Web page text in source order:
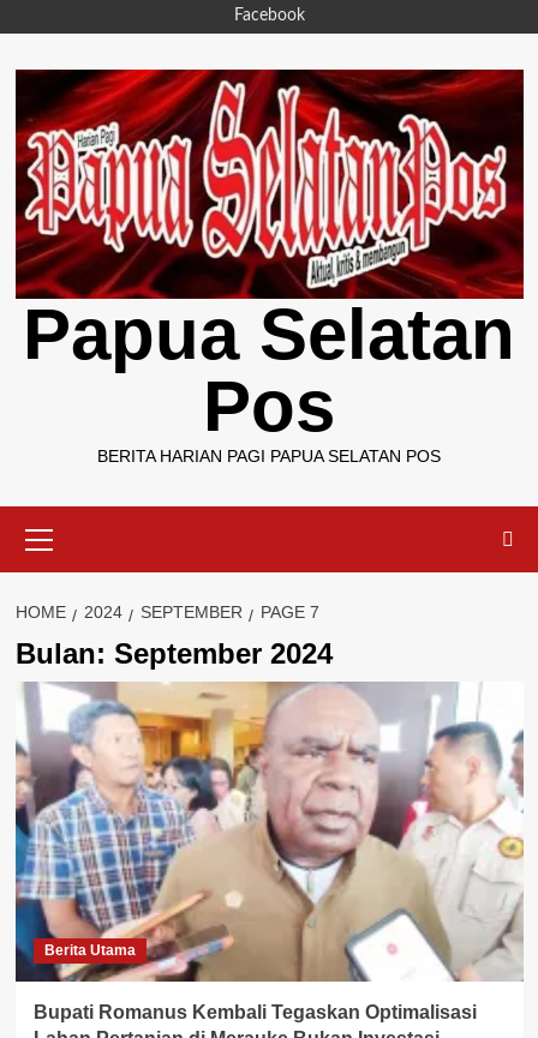
content
Facebook
Papua Selatan
Pos
BERITA HARIAN PAGI PAPUA SELATAN POS
Menu
HOME 2024 SEPTEMBER PAGE 7
Bulan: September 2024
Berita Utama
Bupati Romanus Kembali Tegaskan Optimalisasi